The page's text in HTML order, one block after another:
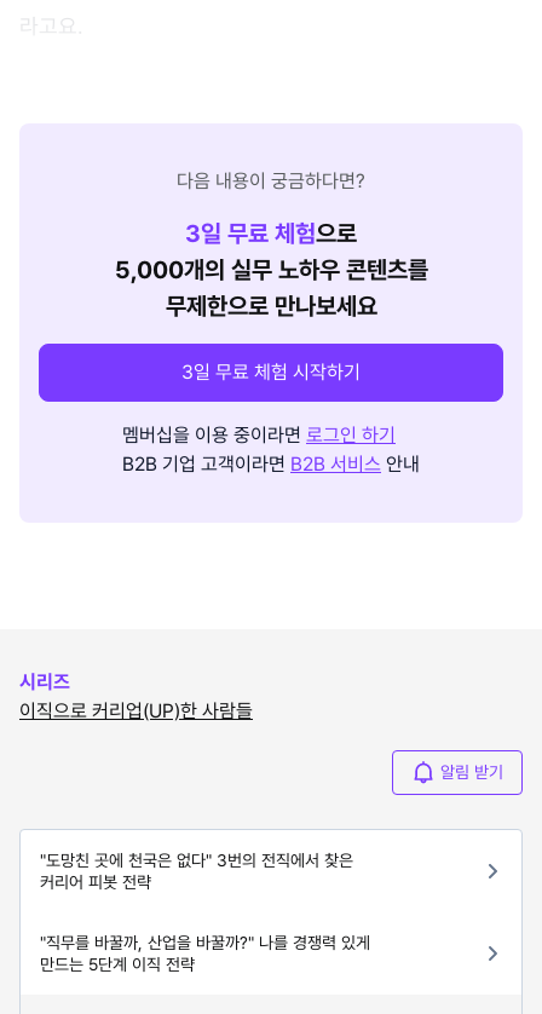
라고요.
다음 내용이 궁금하다면?
3일 무료 체험으로
5,000개의 실무 노하우 콘텐츠를
무제한으로 만나보세요
3일 무료 체험 시작하기
멤버십을 이용 중이라면 로그인 하기
B2B 기업 고객이라면 B2B 서비스 안내
시리즈
이직으로 커리업(UP)한 사람들
알림 받기
"도망친 곳에 천국은 없다" 3번의 전직에서 찾은
커리어 피봇 전략
"직무를 바꿀까, 산업을 바꿀까?" 나를 경쟁력 있게
만드는 5단계 이직 전략